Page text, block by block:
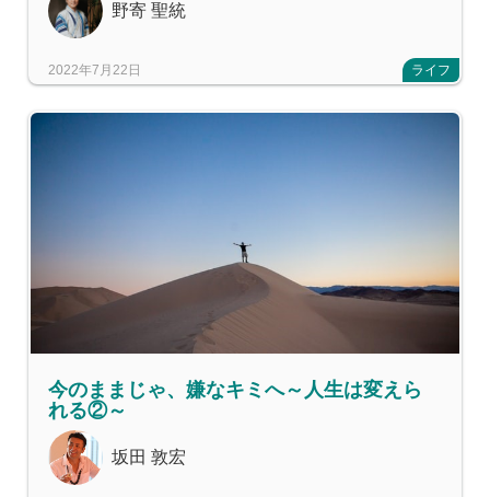
野寄 聖統
2022年7月22日 ライフ
今のままじゃ、嫌なキミへ～人生は変えら
れる②～
坂田 敦宏